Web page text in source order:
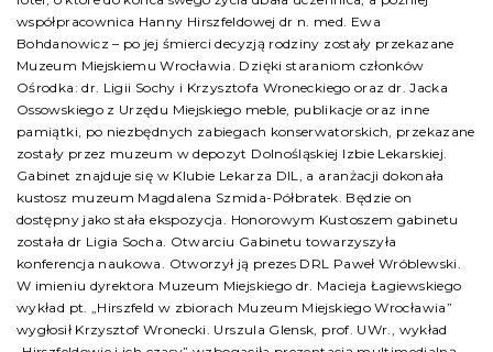
współpracownica Hanny Hirszfeldowej dr n. med. Ewa
Bohdanowicz – po jej śmierci decyzją rodziny zostały przekazane
Muzeum Miejskiemu Wrocławia. Dzięki staraniom członków
Ośrodka: dr. Ligii Sochy i Krzysztofa Wroneckiego oraz dr. Jacka
Ossowskiego z Urzędu Miejskiego meble, publikacje oraz inne
pamiątki, po niezbędnych zabiegach konserwatorskich, przekazane
zostały przez muzeum w depozyt Dolnośląskiej Izbie Lekarskiej.
Gabinet znajduje się w Klubie Lekarza DIL, a aranżacji dokonała
kustosz muzeum Magdalena Szmida-Półbratek. Będzie on
dostępny jako stała ekspozycja. Honorowym Kustoszem gabinetu
została dr Ligia Socha. Otwarciu Gabinetu towarzyszyła
konferencja naukowa. Otworzył ją prezes DRL Paweł Wróblewski.
W imieniu dyrektora Muzeum Miejskiego dr. Macieja Łagiewskiego
wykład pt. „Hirszfeld w zbiorach Muzeum Miejskiego Wrocławia”
wygłosił Krzysztof Wronecki. Urszula Glensk, prof. UWr., wykład